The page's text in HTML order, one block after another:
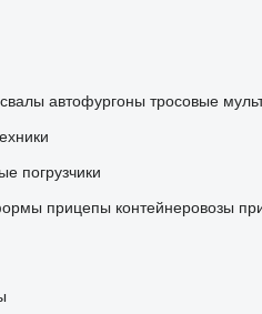
автофургоны тросовые
погрузчики
прицепы контейнеровозы